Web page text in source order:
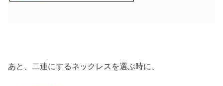
あと、二連にするネックレスを選ぶ時に、